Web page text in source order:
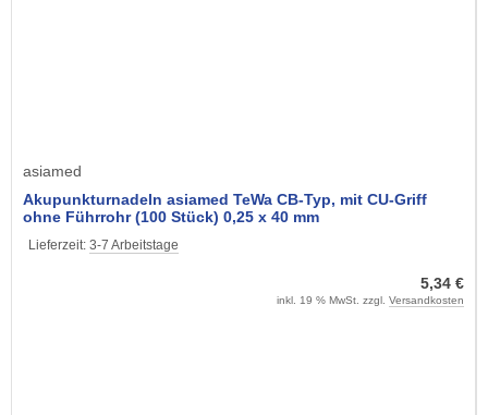
asiamed
Akupunkturnadeln asiamed TeWa CB-Typ, mit CU-Griff
ohne Führrohr (100 Stück) 0,25 x 40 mm
Lieferzeit: 3-7 Arbeitstage
5,34 €
inkl. 19 % MwSt. zzgl. Versandkosten